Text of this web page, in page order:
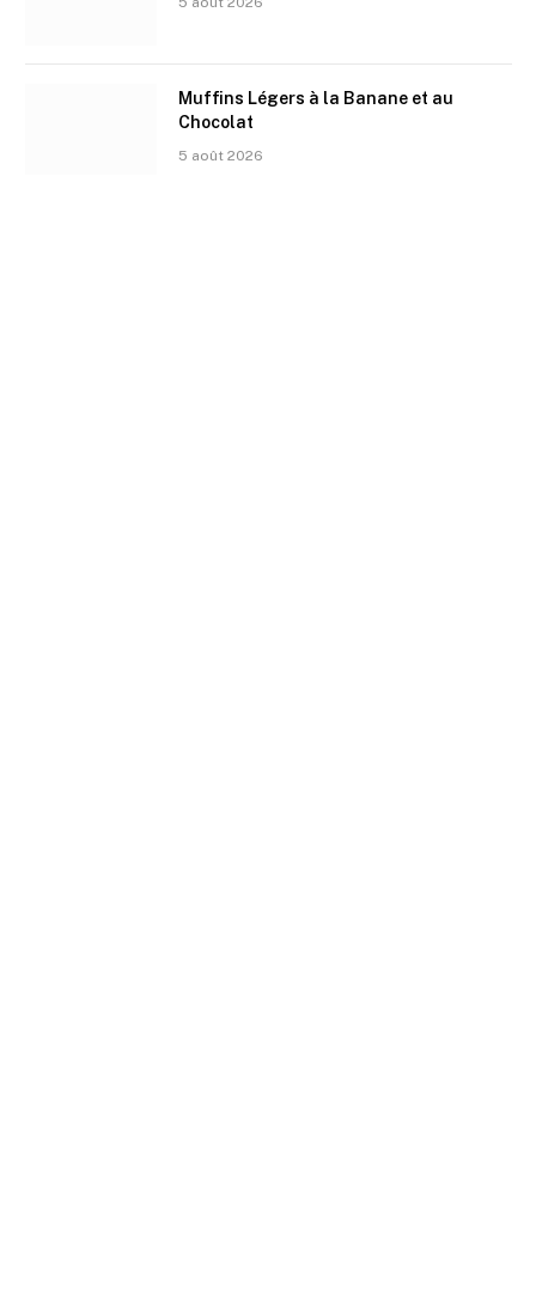
Muffins Légers à la Banane et au
Chocolat
5 août 2026